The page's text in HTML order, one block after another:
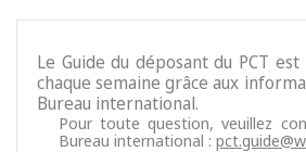
Le Guide du déposant du PCT
chaque semaine grâce aux
Bureau international.
Pour toute question, veuillez
Bureau international :